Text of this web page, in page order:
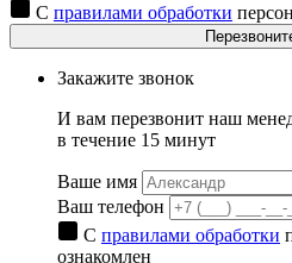
С правилами обработки
Закажите звонок
И вам перезвонит наш
в течение 15 минут
Ваше имя
Ваш телефон
С правилами обработки
ознакомлен